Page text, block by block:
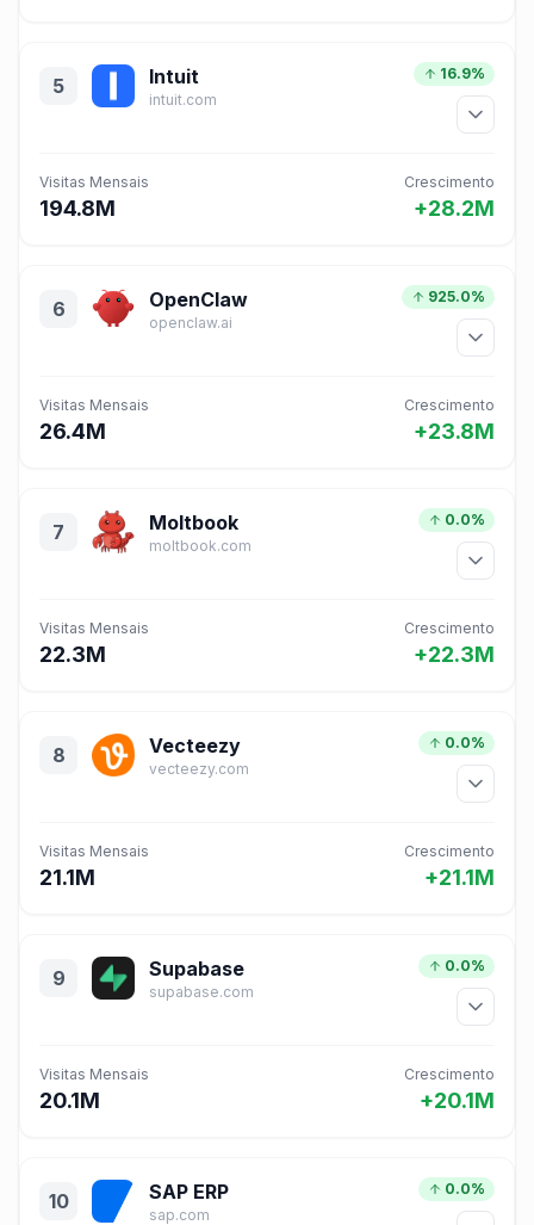
5 Intuit
intuit.com
16.9%
Visitas Mensais
194.8M
Crescimento
+28.2M
6 OpenClaw
openclaw.ai
925.0%
Visitas Mensais
26.4M
Crescimento
+23.8M
7 Moltbook
moltbook.com
0.0%
Visitas Mensais
22.3M
Crescimento
+22.3M
8 Vecteezy
vecteezy.com
0.0%
Visitas Mensais
21.1M
Crescimento
+21.1M
9 Supabase
supabase.com
0.0%
Visitas Mensais
20.1M
Crescimento
+20.1M
10 SAP ERP
sap.com
0.0%